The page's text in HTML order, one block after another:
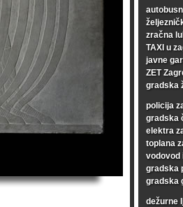
zračna
TAXI u
javne
ZET
gradska
policija
gradska
elektra
toplana
vodovod
gradska
gradska
dežurne